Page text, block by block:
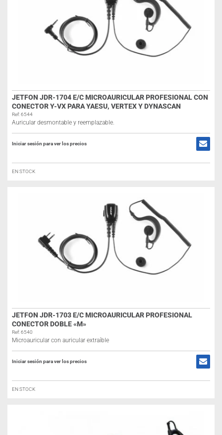
JETFON JDR-1704 E/C MICROAURICULAR PROFESIONAL CON
CONECTOR Y-VX PARA YAESU, VERTEX Y DYNASCAN
Ref: 6544
Auricular desmontable y reemplazable.
Iniciar sesión para ver los precios
EN STOCK
JETFON JDR-1703 E/C MICROAURICULAR PROFESIONAL
CONECTOR DOBLE «M»
Ref: 6540
Microauricular con auricular extraíble
Iniciar sesión para ver los precios
EN STOCK